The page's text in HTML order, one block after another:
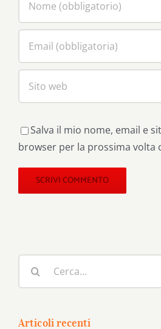
Salva il mio nome, email e
browser per la prossima volta
per:
Articoli recenti